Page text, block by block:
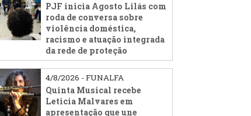
PJF inicia Agosto Lilás com
roda de conversa sobre
violência doméstica,
racismo e atuação integrada
da rede de proteção
4/8/2026 - FUNALFA
Quinta Musical recebe
Leticia Malvares em
apresentação que une